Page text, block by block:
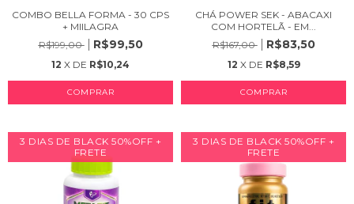
COMBO BELLA FORMA - 30 CPS
+ MIILAGRA
R$199,00
R$99,50
12 X DE R$10,24
COMPRAR
CHÁ POWER SEK - ABACAXI
COM HORTELÃ - EM...
R$167,00
R$83,50
12 X DE R$8,59
3 DIAS DE BLACK 50%OFF +
FRETE
3 DIAS DE BLACK 50%OFF +
FRETE